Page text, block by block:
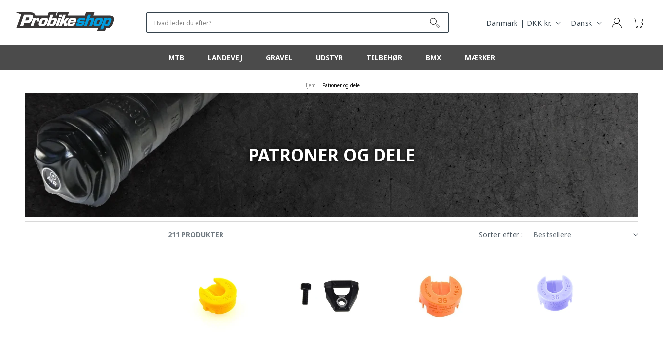
VIDERE TIL
INDHOLDET
Hvad leder du efter? E
G
I
O
Danmark | DKK kr. O
G
Dansk
Log
ind
Kurv
MTB LANDEVEJ GRAVEL UDSTYR TILBEHØR BMX MÆRKER
Hjem | Patroner og dele
PATRONER OG DELE
Sorter efter :
211 PRODUKTER